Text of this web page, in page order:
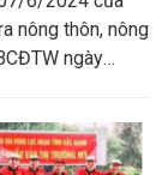
nông thôn, nông
ngày
năm 2025.